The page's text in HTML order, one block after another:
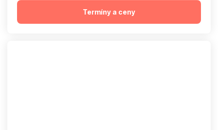
Termíny a ceny